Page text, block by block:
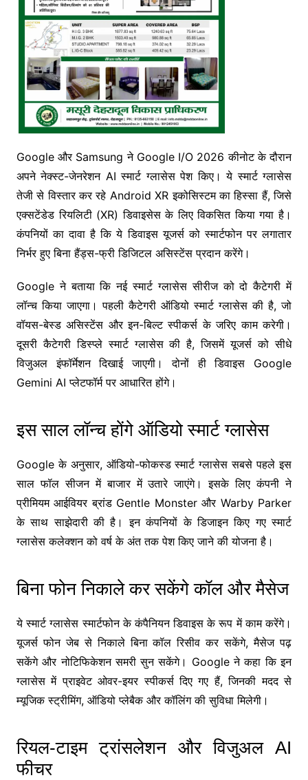
Googleऔर Samsung ने Google I/O 2026 कीनोट के दौरान
अपने नेक्स्ट-जेनरेशन AI स्मार्ट ग्लासेस पेश किए। ये स्मार्ट ग्लासेस
तेजी से विस्तार कर रहे Android XR इकोसिस्टम का हिस्सा हैं, जिसे
एक्सटेंडेड रियलिटी (XR) डिवाइसेस के लिए विकसित किया गया है।
कंपनियों का दावा है कि ये डिवाइस यूजर्स को स्मार्टफोन पर लगातार
निर्भर हुए बिना हैंड्स-फ्री डिजिटल असिस्टेंस प्रदान करेंगे।
Google ने बताया कि नई स्मार्ट ग्लासेस सीरीज को दो कैटेगरी में
लॉन्च किया जाएगा। पहली कैटेगरी ऑडियो स्मार्ट ग्लासेस की है, जो
वॉयस-बेस्ड असिस्टेंस और इन-बिल्ट स्पीकर्स के जरिए काम करेगी।
दूसरी कैटेगरी डिस्प्ले स्मार्ट ग्लासेस की है, जिसमें यूजर्स को सीधे
विजुअल इंफॉर्मेशन दिखाई जाएगी। दोनों ही डिवाइस Google
Gemini AI प्लेटफॉर्म पर आधारित होंगे।
इस साल लॉन्च होंगे ऑडियो स्मार्ट ग्लासेस
Google के अनुसार, ऑडियो-फोकस्ड स्मार्ट ग्लासेस सबसे पहले इस
साल फॉल सीजन में बाजार में उतारे जाएंगे। इसके लिए कंपनी ने
प्रीमियम आईवियर ब्रांड Gentle Monsterऔर Warby Parker
के साथ साझेदारी की है। इन कंपनियों के डिजाइन किए गए स्मार्ट
ग्लासेस कलेक्शन को वर्ष के अंत तक पेश किए जाने की योजना है।
बिना फोन निकाले कर सकेंगे कॉल और मैसेज
ये स्मार्ट ग्लासेस स्मार्टफोन के कंपैनियन डिवाइस के रूप में काम करेंगे।
यूजर्स फोन जेब से निकाले बिना कॉल रिसीव कर सकेंगे, मैसेज पढ़
सकेंगे और नोटिफिकेशन समरी सुन सकेंगे। Google ने कहा कि इन
ग्लासेस में प्राइवेट ओवर-इयर स्पीकर्स दिए गए हैं, जिनकी मदद से
म्यूजिक स्ट्रीमिंग, ऑडियो प्लेबैक और कॉलिंग की सुविधा मिलेगी।
रियल-टाइम ट्रांसलेशन और विजुअल AI
फीचर